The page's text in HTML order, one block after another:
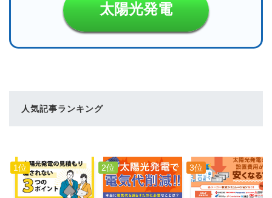
太陽光発電
人気記事ランキング
1位 2位 3位